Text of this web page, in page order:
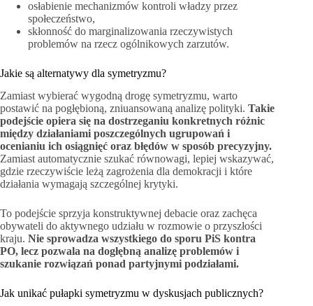
osłabienie mechanizmów kontroli władzy przez
społeczeństwo,
skłonność do marginalizowania rzeczywistych
problemów na rzecz ogólnikowych zarzutów.
Jakie są alternatywy dla symetryzmu?
Zamiast wybierać wygodną drogę symetryzmu, warto
postawić na pogłębioną, zniuansowaną analizę polityki. Takie
podejście opiera się na dostrzeganiu konkretnych różnic
między działaniami poszczególnych ugrupowań i
ocenianiu ich osiągnięć oraz błędów w sposób precyzyjny.
Zamiast automatycznie szukać równowagi, lepiej wskazywać,
gdzie rzeczywiście leżą zagrożenia dla demokracji i które
działania wymagają szczególnej krytyki.
To podejście sprzyja konstruktywnej debacie oraz zachęca
obywateli do aktywnego udziału w rozmowie o przyszłości
kraju. Nie sprowadza wszystkiego do sporu PiS kontra
PO, lecz pozwala na dogłębną analizę problemów i
szukanie rozwiązań ponad partyjnymi podziałami.
Jak unikać pułapki symetryzmu w dyskusjach publicznych?